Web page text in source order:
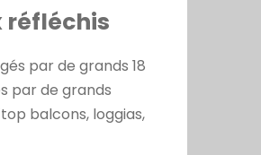
réfléchis
par de grands 18
par de grands
balcons, loggias,